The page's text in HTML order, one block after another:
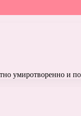
умиротворенно и